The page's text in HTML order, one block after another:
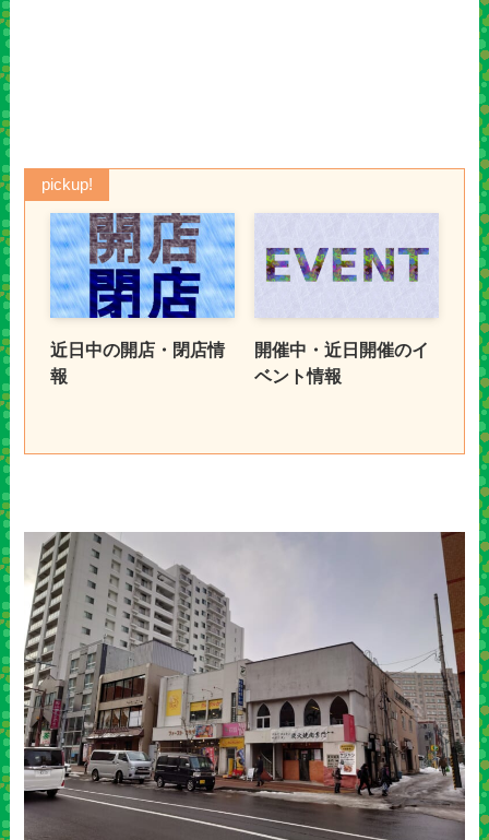
pickup!
近日中の開店・閉店情
報
開催中・近日開催のイ
ベント情報